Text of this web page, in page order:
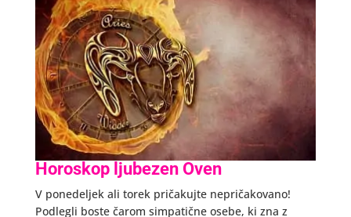
Horoskop ljubezen Oven
V ponedeljek ali torek pričakujte nepričakovano!
Podlegli boste čarom simpatične osebe, ki zna z